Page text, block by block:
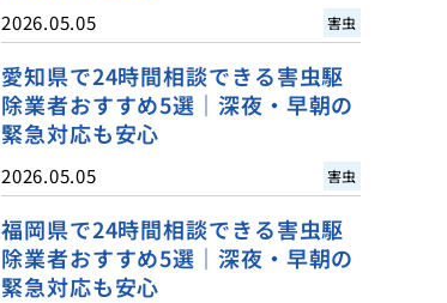
2026.05.05 害虫
愛知県で24時間相談できる害虫駆
除業者おすすめ5選｜深夜・早朝の
緊急対応も安心
2026.05.05 害虫
福岡県で24時間相談できる害虫駆
除業者おすすめ5選｜深夜・早朝の
緊急対応も安心